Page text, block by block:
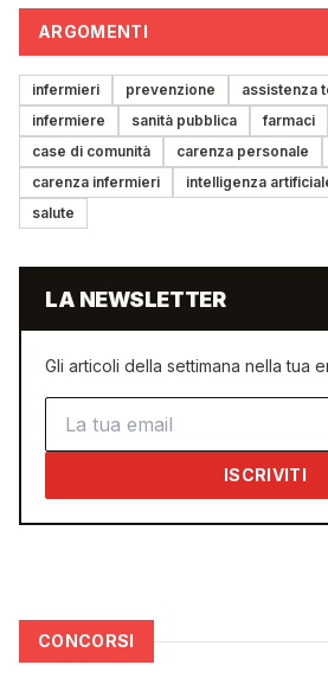
ARGOMENTI
infermieri prevenzione assistenza
infermiere
sanità pubblica farmaci
case di comunità
carenza personale
carenza infermieri
intelligenza
salute
LA NEWSLETTER
Gli articoli della settimana nella tua
ISCRIVITI
CONCORSI